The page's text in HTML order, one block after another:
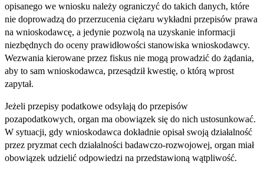
opisanego we wniosku należy ograniczyć do takich danych, które
nie doprowadzą do przerzucenia ciężaru wykładni przepisów prawa
na wnioskodawcę, a jedynie pozwolą na uzyskanie informacji
niezbędnych do oceny prawidłowości stanowiska wnioskodawcy.
Wezwania kierowane przez fiskus nie mogą prowadzić do żądania,
aby to sam wnioskodawca, przesądził kwestię, o którą wprost
zapytał.
Jeżeli przepisy podatkowe odsyłają do przepisów
pozapodatkowych, organ ma obowiązek się do nich ustosunkować.
W sytuacji, gdy wnioskodawca dokładnie opisał swoją działalność
przez pryzmat cech działalności badawczo‑rozwojowej, organ miał
obowiązek udzielić odpowiedzi na przedstawioną wątpliwość.